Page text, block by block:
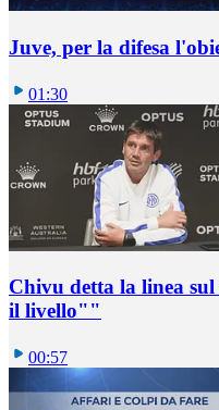
Juve, per la difesa
01:30
Chivu detta la linea
il livello""
00:57